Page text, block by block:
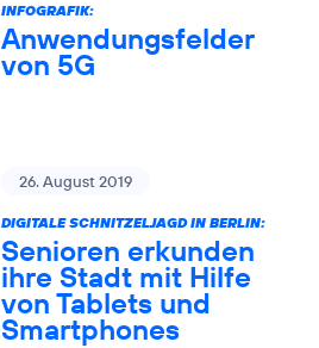
INFOGRAFIK:
Anwendungsfelder
von 5G
26. August 2019
DIGITALE SCHNITZELJAGD IN BERLIN:
Senioren erkunden
ihre Stadt mit Hilfe
von Tablets und
Smartphones